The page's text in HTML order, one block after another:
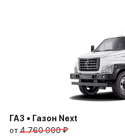
ГАЗ • Газон Next
от4 760 000 ₽